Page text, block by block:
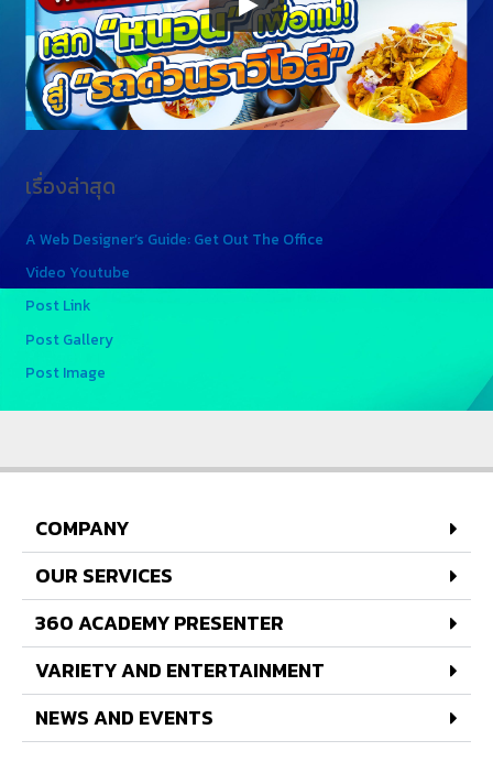
เรื่องล่าสุด
A Web Designer’s Guide: Get Out The Office
Video Youtube
Post Link
Post Gallery
Post Image
COMPANY
OUR SERVICES
360 ACADEMY PRESENTER
VARIETY AND ENTERTAINMENT
NEWS AND EVENTS